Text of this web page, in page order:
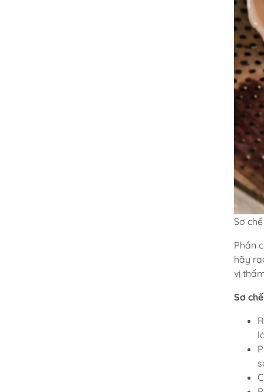
Sơ
Phần
hãy
vị
Sơ